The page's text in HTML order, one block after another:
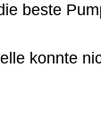
beste
konnte